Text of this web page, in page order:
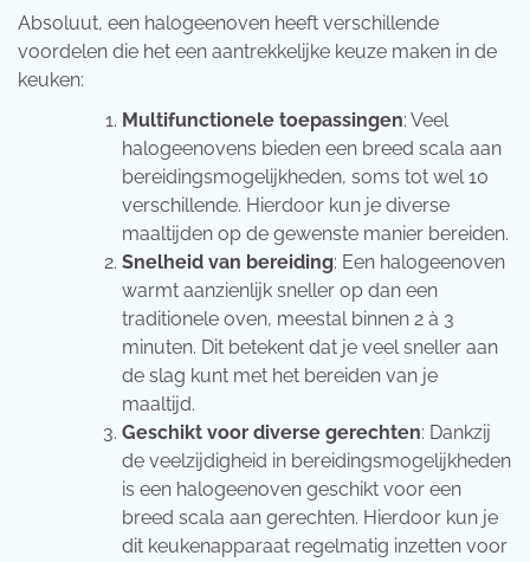
Absoluut, een halogeenoven heeft verschillende
voordelen die het een aantrekkelijke keuze maken in de
keuken:
Multifunctionele toepassingen: Veel
halogeenovens bieden een breed scala aan
bereidingsmogelijkheden, soms tot wel 10
verschillende. Hierdoor kun je diverse
maaltijden op de gewenste manier bereiden.
Snelheid van bereiding: Een halogeenoven
warmt aanzienlijk sneller op dan een
traditionele oven, meestal binnen 2 à 3
minuten. Dit betekent dat je veel sneller aan
de slag kunt met het bereiden van je
maaltijd.
Geschikt voor diverse gerechten: Dankzij
de veelzijdigheid in bereidingsmogelijkheden
is een halogeenoven geschikt voor een
breed scala aan gerechten. Hierdoor kun je
dit keukenapparaat regelmatig inzetten voor